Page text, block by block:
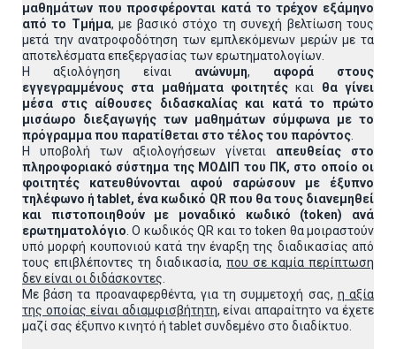
μαθημάτων που προσφέρονται κατά το τρέχον εξάμηνο
από το Τμήμα, με βασικό στόχο τη συνεχή βελτίωση τους
μετά την ανατροφοδότηση των εμπλεκόμενων μερών με τα
αποτελέσματα επεξεργασίας των ερωτηματολογίων.
Η αξιολόγηση είναι ανώνυμη, αφορά στους
εγγεγραμμένους στα μαθήματα φοιτητέςκαι θα γίνει
μέσα στις αίθουσες διδασκαλίας και κατά το πρώτο
μισάωρο διεξαγωγής των μαθημάτων σύμφωνα με το
πρόγραμμα που παρατίθεται στο τέλος του παρόντος
Η υποβολή των αξιολογήσεων γίνεται απευθείας στο
πληροφοριακό σύστημα της ΜΟΔΙΠ του ΠΚ, στο οποίο οι
φοιτητές κατευθύνονται αφού σαρώσουν με έξυπνο
τηλέφωνο ήtablet, ένα κωδικό QR που θα τους διανεμηθεί
και πιστοποιηθούν με μοναδικό κωδικό (token) ανά
ερωτηματολόγιο . Ο κωδικός QR και το token θα μοιραστούν
υπό μορφή κουπονιού κατά την έναρξη της διαδικασίας από
τους επιβλέποντες τη διαδικασία, που σε καμία περίπτωση
δεν είναι οι διδάσκοντες
Με βάση τα προαναφερθέντα, για τη συμμετοχή σας, η αξία
της οποίας είναι αδιαμφισβήτητη, είναι απαραίτητο να έχετε
μαζί σας έξυπνο κινητό ή tablet συνδεμένο στο διαδίκτυο.